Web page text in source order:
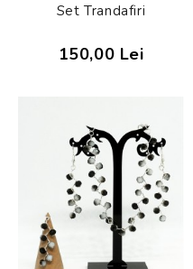
Set Trandafiri
150,00 Lei